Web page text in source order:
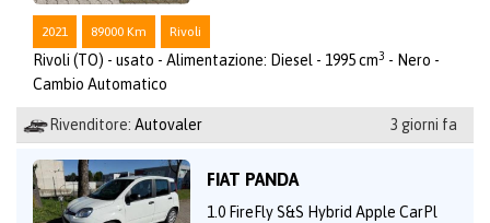
2021 89000 Km Rivoli
Rivoli (TO) - usato - Alimentazione: Diesel - 1995 cm3 - Nero -
Cambio Automatico
Rivenditore: Autovaler 3 giorni fa
FIAT PANDA
1.0 FireFly S&S Hybrid Apple CarPl